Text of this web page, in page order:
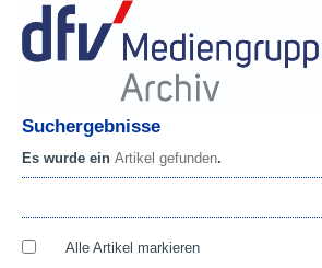
Suchergebnisse
Es wurde ein Artikel gefunden.
Alle Artikel markieren